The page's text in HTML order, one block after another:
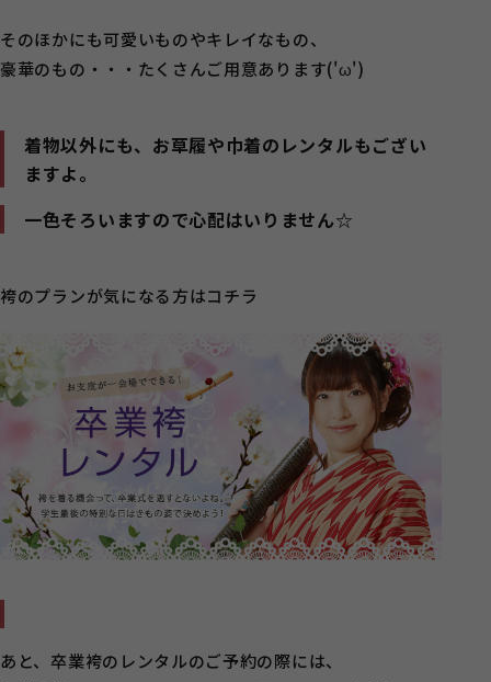
そのほかにも可愛いものやキレイなもの、
豪華のもの・・・たくさんご用意あります('ω')
着物以外にも、お草履や巾着のレンタルもござい
ますよ。
一色そろいますので心配はいりません☆
袴のプランが気になる方はコチラ
あと、卒業袴のレンタルのご予約の際には、